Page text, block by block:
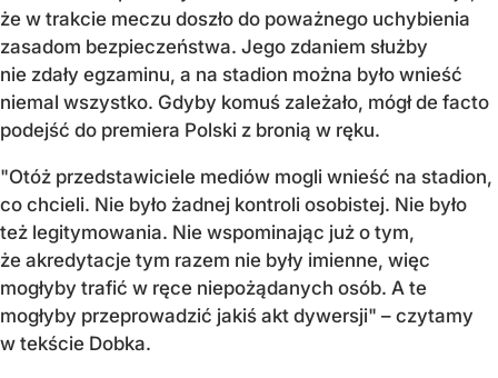
że w trakcie meczu doszło do poważnego uchybienia
zasadom bezpieczeństwa. Jego zdaniem służby
nie zdały egzaminu, a na stadion można było wnieść
niemal wszystko. Gdyby komuś zależało, mógł de facto
podejść do premiera Polski z bronią w ręku.
"Otóż przedstawiciele mediów mogli wnieść na stadion,
co chcieli. Nie było żadnej kontroli osobistej. Nie było
też legitymowania. Nie wspominając już o tym,
że akredytacje tym razem nie były imienne, więc
mogłyby trafić w ręce niepożądanych osób. A te
mogłyby przeprowadzić jakiś akt dywersji" – czytamy
w tekście Dobka.